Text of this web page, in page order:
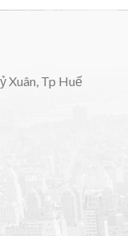
Xuân, Tp Huế